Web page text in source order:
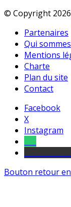
© Copyright
Partenaires
Qui
Mentions
Charte
Plan du site
Contact
Facebook
X
Instagram
Bouton retour